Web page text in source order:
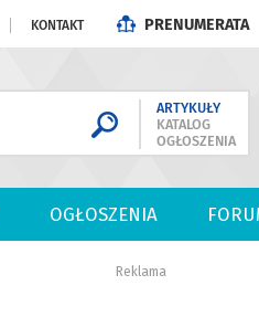
KONTAKT PRENUMERATA
ARTYKUŁY
KATALOG
OGŁOSZENIA
OGŁOSZENIA
Reklama